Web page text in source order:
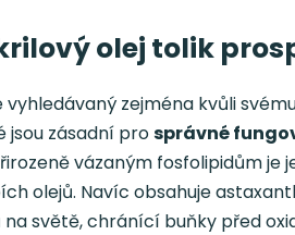
olej tolik
vyhledávaný zejména kvůli
jsou zásadní prosprávné
vázaným fosfolipidům je
olejů. Navíc obsahuje
světě, chránící buňky před